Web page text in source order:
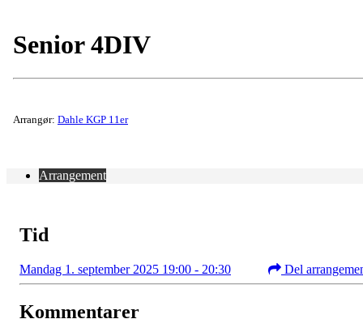
Senior 4DIV
Arrangør: Dahle KGP 11er
Arrangement
Tid
Mandag 1. september 2025 19:00 - 20:30 Del
Kommentarer